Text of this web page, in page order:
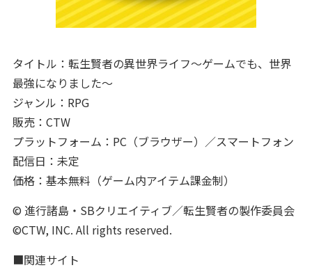
タイトル：転生賢者の異世界ライフ～ゲームでも、世界
最強になりました～
ジャンル：RPG
販売：CTW
プラットフォーム：PC（ブラウザー）／スマートフォン
配信日：未定
価格：基本無料（ゲーム内アイテム課金制）
© 進行諸島・SBクリエイティブ／転生賢者の製作委員会
©CTW, INC. All rights reserved.
■関連サイト